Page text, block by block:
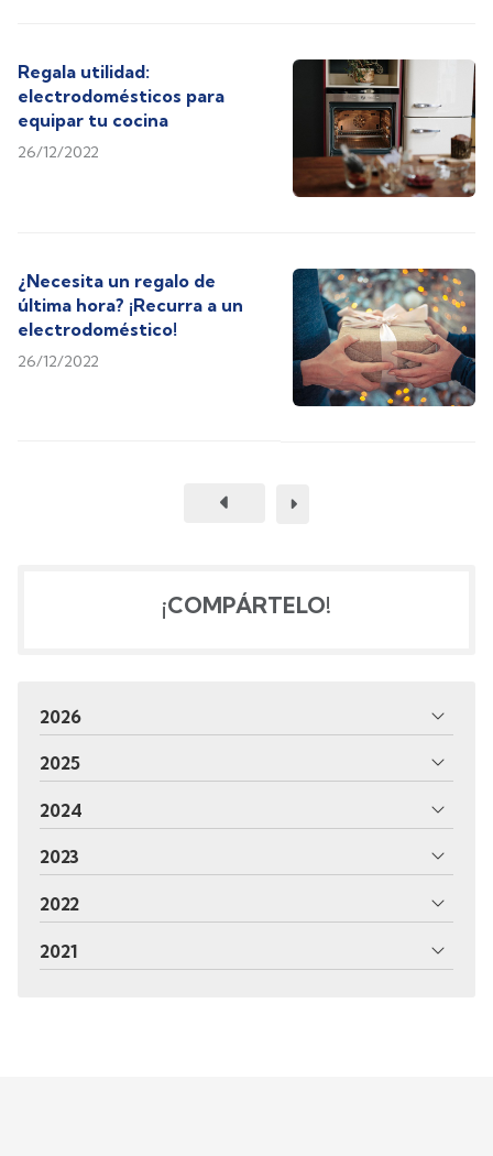
Regala utilidad:
electrodomésticos para
equipar tu cocina
26/12/2022
¿Necesita un regalo de
última hora? ¡Recurra a un
electrodoméstico!
26/12/2022
¡COMPÁRTELO!
2026
2025
2024
2023
2022
2021